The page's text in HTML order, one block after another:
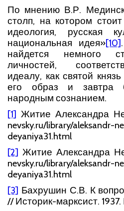
По мнению В.Р.
столп, на котором
идеология, русская
национальная идея»[10]
найдется немного
личностей,
идеалу, как святой
его образ и завтра
народным сознанием.
[1] Житие Александра
nevsky.ru/library/aleksandr-
deyaniya31.html
[2] Житие Александра
nevsky.ru/library/aleksandr-
deyaniya31.html
[3] Бахрушин С.В. К
// Историк-марксист.